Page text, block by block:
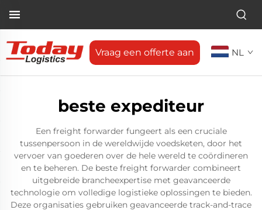
Vraag een offerte aan NL
beste expediteur
Een freight forwarder fungeert als een cruciale
tussenpersoon in de wereldwijde voedsketen, door het
vervoer van goederen over de hele wereld te coördineren
en te beheren. De beste freight forwarder combineert
uitgebreide brancheexpertise met geavanceerde
technologie om volledige logistieke oplossingen te bieden.
Deze organisaties gebruiken geavanceerde track-and-trace